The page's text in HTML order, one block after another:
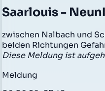
Saarlouis -
zwischen Nalbach und
beiden Richtungen
Diese Meldung ist
Meldung